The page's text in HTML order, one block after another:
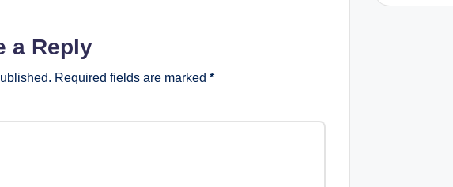
a Reply
Required fields are marked *